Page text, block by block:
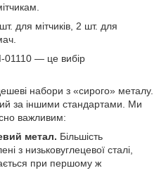
для мітчиків, 2 шт. для
01110 — це вибір
набори з «сирого» металу.
за іншими стандартами. Ми
важливим:
метал. Більшість
з низьковуглецевої сталі,
при першому ж